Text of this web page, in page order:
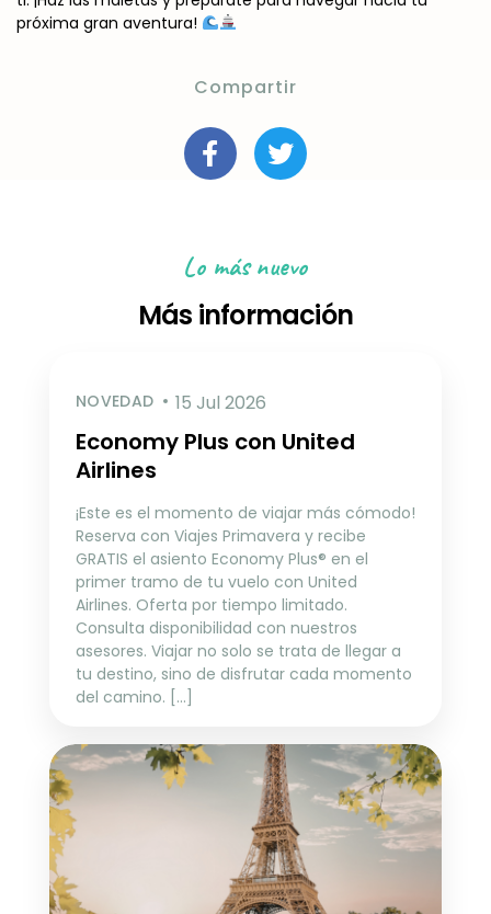
próxima gran aventura!
Compartir
Lo más nuevo
Más información
NOVEDAD 15 Jul 2026
Economy Plus con United
Airlines
¡Este es el momento de viajar más cómodo!
Reserva con Viajes Primavera y recibe
GRATIS el asiento Economy Plus® en el
primer tramo de tu vuelo con United
Airlines. Oferta por tiempo limitado.
Consulta disponibilidad con nuestros
asesores. Viajar no solo se trata de llegar a
tu destino, sino de disfrutar cada momento
del camino. [...]